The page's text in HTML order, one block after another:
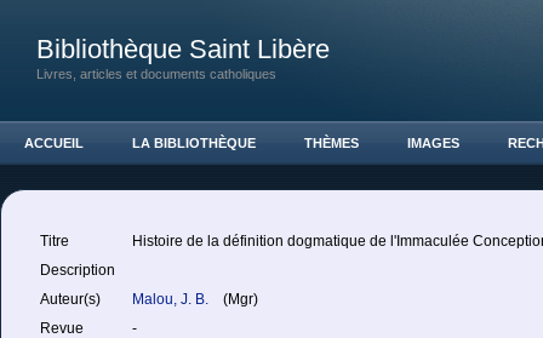
Bibliothèque Saint Libère
Livres, articles et documents catholiques
ACCUEIL LA BIBLIOTHÈQUE THÈMES IMAGES
Titre
Histoire de la définition dogmatique de l'Immaculée
Description
Auteur(s)
Malou, J. B.
(Mgr)
Revue
-